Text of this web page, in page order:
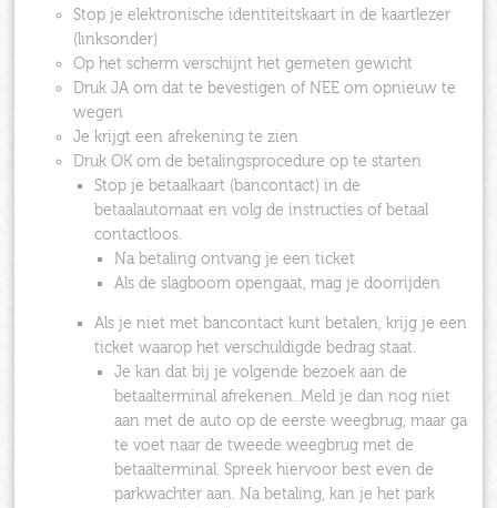
Stop je elektronische identiteitskaart in de kaartlezer
(linksonder)
Op het scherm verschijnt het gemeten gewicht
Druk JA om dat te bevestigen of NEE om opnieuw te
wegen
Je krijgt een afrekening te zien
Druk OK om de betalingsprocedure op te starten
Stop je betaalkaart (bancontact) in de
betaalautomaat en volg de instructies of betaal
contactloos.
Na betaling ontvang je een ticket
Als de slagboom opengaat, mag je doorrijden
Als je niet met bancontact kunt betalen, krijg je een
ticket waarop het verschuldigde bedrag staat.
Je kan dat bij je volgende bezoek aan de
betaalterminal afrekenen. Meld je dan nog niet
aan met de auto op de eerste weegbrug, maar ga
te voet naar de tweede weegbrug met de
betaalterminal. Spreek hiervoor best even de
parkwachter aan. Na betaling, kan je het park